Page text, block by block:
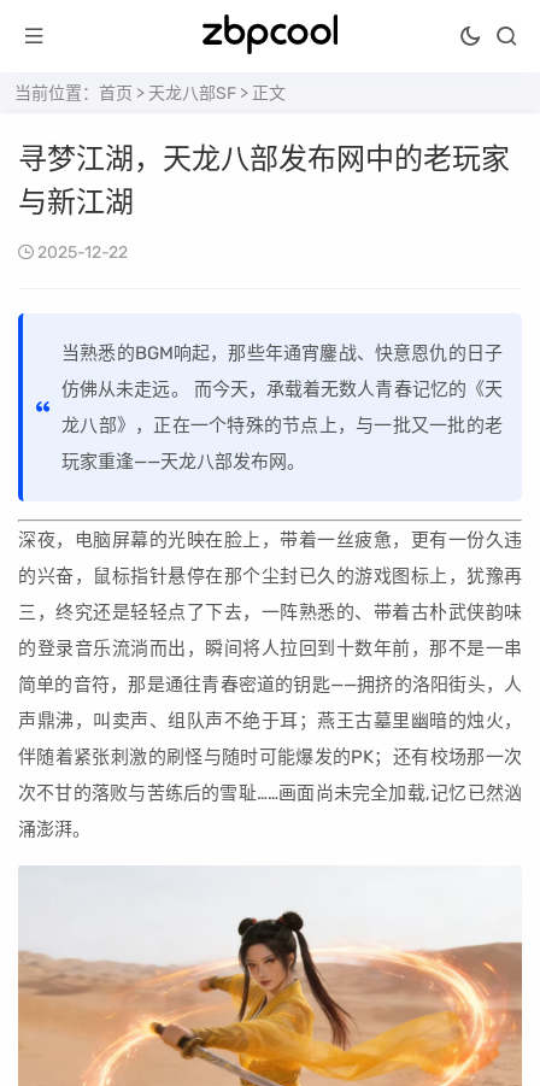
当前位置： 首页 > 天龙八部SF > 正文
寻梦江湖，天龙八部发布网中的老玩家
与新江湖
2025-12-22
当熟悉的BGM响起，那些年通宵鏖战、快意恩仇的日子
仿佛从未走远。 而今天，承载着无数人青春记忆的《天
龙八部》，正在一个特殊的节点上，与一批又一批的老
玩家重逢——天龙八部发布网。
深夜，电脑屏幕的光映在脸上，带着一丝疲惫，更有一份久违
的兴奋，鼠标指针悬停在那个尘封已久的游戏图标上，犹豫再
三，终究还是轻轻点了下去，一阵熟悉的、带着古朴武侠韵味
的登录音乐流淌而出，瞬间将人拉回到十数年前，那不是一串
简单的音符，那是通往青春密道的钥匙——拥挤的洛阳街头，人
声鼎沸，叫卖声、组队声不绝于耳；燕王古墓里幽暗的烛火，
伴随着紧张刺激的刷怪与随时可能爆发的PK；还有校场那一次
次不甘的落败与苦练后的雪耻……画面尚未完全加载,记忆已然汹
涌澎湃。